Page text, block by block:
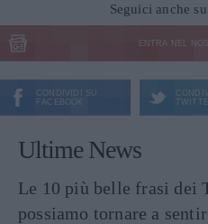
Seguici anche
ENTRA NEL
CONDIVIDI SU
FACEBOOK
Ultime News
Le 10 più belle frasi dei
possiamo tornare a